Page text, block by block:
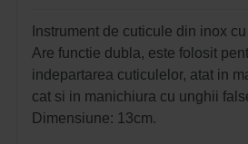
Instrument de cuticule din inox
Are functie dubla, este folosit
indepartarea cuticulelor, atat in
cat si in manichiura cu unghii
Dimensiune: 13cm.